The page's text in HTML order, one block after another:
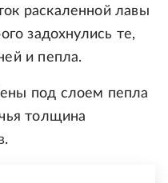
раскаленной лавы
задохнулись те,
и пепла.
под слоем пепла
толщина